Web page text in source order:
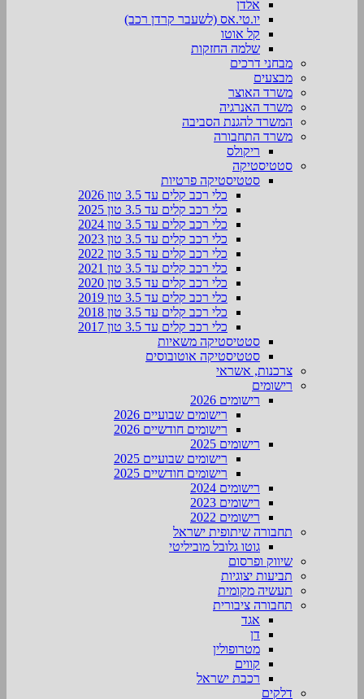
אלדן
יו.טי.אס (לשעבר קרדן רכב)
קל אוטו
שלמה החזקות
מבחני דרכים
מבצעים
משרד האוצר
משרד האנרגיה
המשרד להגנת הסביבה
משרד התחבורה
ריקולס
סטטיסטיקה
סטטיסטיקה פרטיות
כלי רכב קלים עד 3.5 טון 2026
כלי רכב קלים עד 3.5 טון 2025
כלי רכב קלים עד 3.5 טון 2024
כלי רכב קלים עד 3.5 טון 2023
כלי רכב קלים עד 3.5 טון 2022
כלי רכב קלים עד 3.5 טון 2021
כלי רכב קלים עד 3.5 טון 2020
כלי רכב קלים עד 3.5 טון 2019
כלי רכב קלים עד 3.5 טון 2018
כלי רכב קלים עד 3.5 טון 2017
סטטיסטיקה משאיות
סטטיסטיקה אוטובוסים
צרכנות, אשראי
רישומים
רישומים 2026
רישומים שבועיים 2026
רישומים חודשיים 2026
רישומים 2025
רישומים שבועיים 2025
רישומים חודשיים 2025
רישומים 2024
רישומים 2023
רישומים 2022
תחבורה שיתופית ישראל
גוטו גלובל מוביליטי
שיווק ופרסום
תביעות יצוגיות
תעשיה מקומית
תחבורה ציבורית
אגד
דן
מטרופולין
קווים
רכבת ישראל
דלקים